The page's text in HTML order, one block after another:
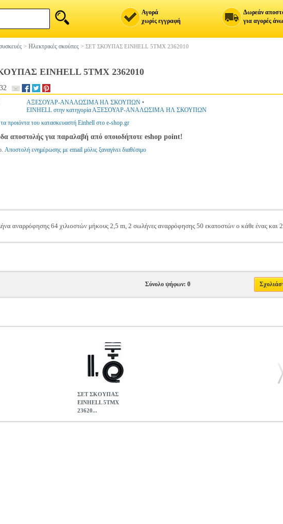
Αγορά
χωρίς εγγραφή
Δωρεάν
για αγορές
> Ηλεκτρικές σκούπες > ΣΕΤ ΣΚΟΥΠΑΣ EINHELL 5TMX 2362010
EINHELL 5TMX 2362010
ΑΞΕΣΟΥΑΡ-ΑΝΑΛΩΣΙΜΑ ΗΛ ΣΚΟΥΠΩΝ •
EINHELL στην κατηγορία ΑΞΕΣΟΥΑΡ-ΑΝΑΛΩΣΙΜΑ ΗΛ ΣΚΟΥΠΩΝ
προιόντα του κατασκευαστή Einhell στο e-shop.gr
αποστολής για παραλαβή από οποιοδήποτε eshop point!
Αποστολή ενημέρωσης με email μόλις ξαναγίνει διαθέσιμο
αναρρόφησης 64 χιλιοστών μήκους 2,5 m, 2 σωλήνες αναρρόφησης 50 εκατοστών ο κάθε ένας και
Σύνολο ψήφων: 0
ΣΕΤ ΣΚΟΥΠΑΣ
EINHELL 5TMX
23620...